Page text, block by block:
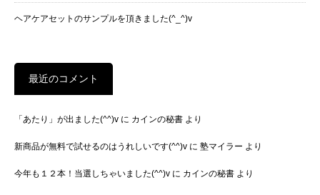
ヘアケアセットのサンプルを頂きました(^_^)v
最近のコメント
「あたり」が出ました(^^)v に カインの秘書 より
新商品が無料で試せるのはうれしいです(^^)v に 塾マイラー より
今年も１２本！当選しちゃいました(^^)v に カインの秘書 より